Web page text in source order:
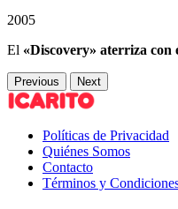
2005
El «Discovery» aterriza con
Previous Next
Políticas de Privacidad
Quiénes Somos
Contacto
Términos y